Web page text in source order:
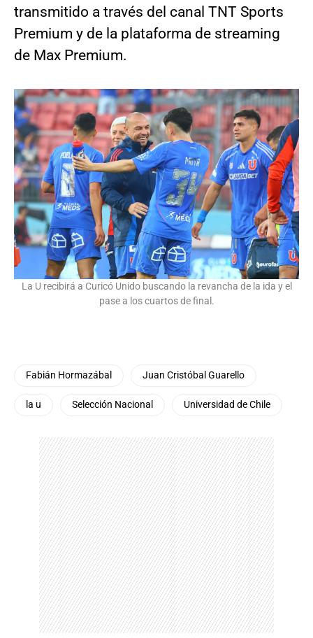
transmitido a través del canal TNT Sports
Premium y de la plataforma de streaming
de Max Premium.
La U recibirá a Curicó Unido buscando la revancha de la ida y el
pase a los cuartos de final.
Fabián Hormazábal Juan Cristóbal Guarello
la u Selección Nacional Universidad de Chile